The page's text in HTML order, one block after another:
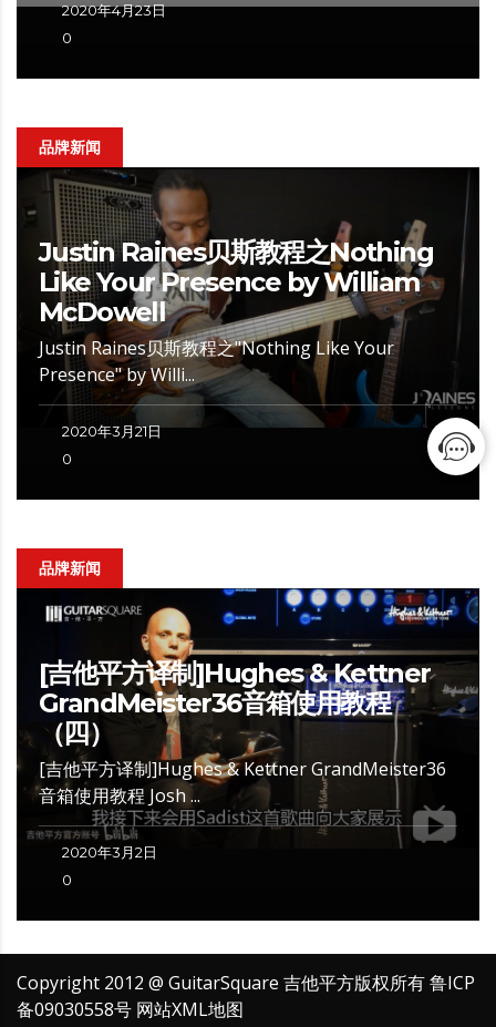
2020年4月23日
0
品牌新闻
Justin Raines贝斯教程之Nothing
Like Your Presence by William
McDowell
Justin Raines贝斯教程之"Nothing Like Your
Presence" by Willi...
2020年3月21日
0
品牌新闻
[吉他平方译制]Hughes & Kettner
GrandMeister36音箱使用教程
（四）
[吉他平方译制]Hughes & Kettner GrandMeister36
音箱使用教程 Josh ...
2020年3月2日
0
Copyright 2012 @ GuitarSquare 吉他平方版权所有鲁ICP
备09030558号 网站XML地图